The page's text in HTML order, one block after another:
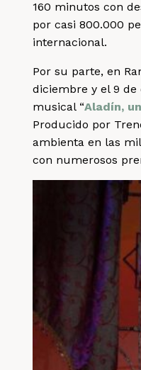
160 minutos con
por casi 800.000
internacional.
Por su parte, en
diciembre y el 9
musical “Aladín,
Producido por
ambienta en las
con numerosos